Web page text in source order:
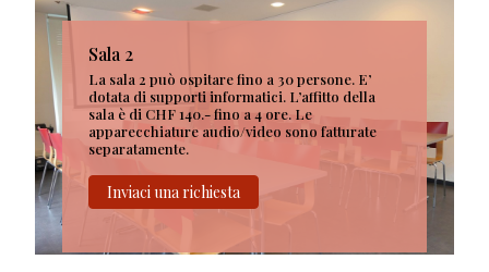
Sala 2
La sala 2 può ospitare fino a 30 persone. E’
dotata di supporti informatici. L’affitto della
sala è di CHF 140.- fino a 4 ore. Le
apparecchiature audio/video sono fatturate
separatamente.
Inviaci una richiesta